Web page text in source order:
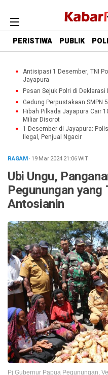
PERISTIWA PUBLIK
Antisipasi 1 Desember, TNI
Jayapura
Pesan Sejuk Polri di
Gedung Perpustakaan SMPN
Hibah Pilkada Jayapura Cair
Miliar Disorot
1 Desember di Jayapura:
Ilegal, Penjual Ngacir
RAGAM· 19 Mar 202421:06WIT
Ubi Ungu,
Pegunungan
Antosianin
Pj Gubernur Papua Pegunungan,